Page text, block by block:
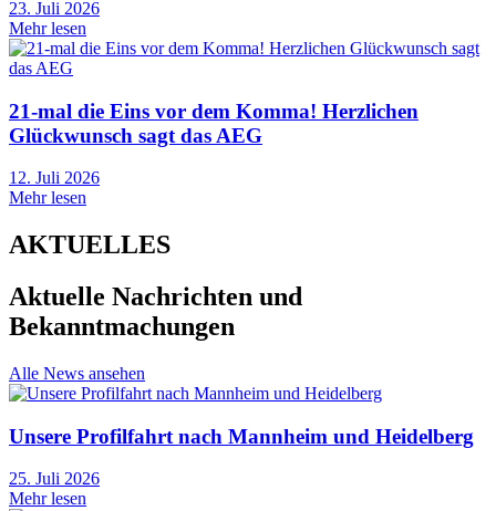
23. Juli 2026
Mehr lesen
21-mal die Eins vor dem Komma! Herzlichen
Glückwunsch sagt das AEG
12. Juli 2026
Mehr lesen
AKTUELLES
Aktuelle Nachrichten und
Bekanntmachungen
Alle News ansehen
Unsere Profilfahrt nach Mannheim und Heidelberg
25. Juli 2026
Mehr lesen